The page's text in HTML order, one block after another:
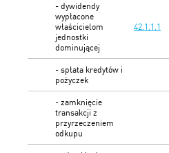
- dywidendy
wypłacone
właścicielom
jednostki
dominującej
42.1.1.1
- spłata kredytów i
pożyczek
- zamknięcie
transakcji z
przyrzeczeniem
odkupu